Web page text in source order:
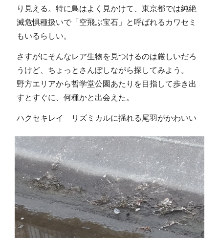
り見える。特に鳥はよく見かけて、東京都では純絶
滅危惧種扱いで「空飛ぶ宝石」と呼ばれるカワセミ
もいるらしい。
さすがにそんなレア生物を見つけるのは厳しいだろ
うけど、ちょっとさんぽしながら探してみよう。
野方エリアから哲学堂公園あたりを目指して歩き出
すとすぐに、何種かと出会えた。
ハクセキレイ リズミカルに揺れる尾羽がかわいい